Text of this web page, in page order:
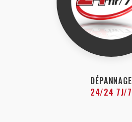
DÉPANNAGE
24/24 7J/7